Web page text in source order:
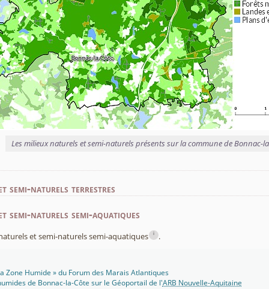
Les milieux naturels et semi-naturels présents sur la commune de Bonnac-
semi-naturels terrestres
naturels semi-aquatiques
et semi-naturels semi-aquatiques i .
Zone Humide » du Forum des Marais Atlantiques
de Bonnac-la-Côte sur le Géoportail de l'ARB Nouvelle-Aquitaine